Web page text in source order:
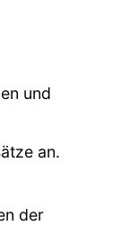
und
an.
der